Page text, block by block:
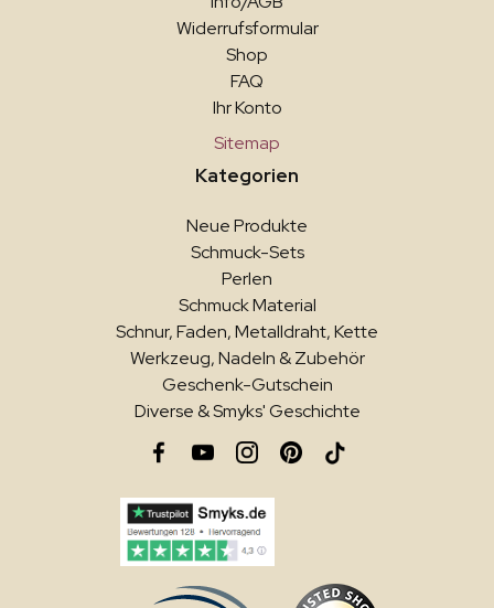
Widerrufsformular
Shop
FAQ
Ihr Konto
Sitemap
Kategorien
Neue Produkte
Schmuck-Sets
Perlen
Schmuck Material
Schnur, Faden, Metalldraht, Kette
Werkzeug, Nadeln & Zubehör
Geschenk-Gutschein
Diverse & Smyks' Geschichte